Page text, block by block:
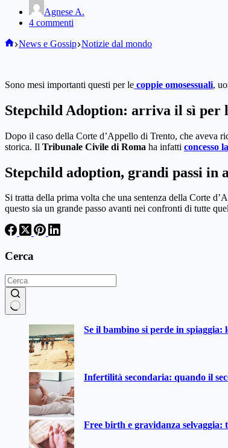
Agnese A.
4 commenti
Home
News e Gossip Notizie dal mondo
Sono mesi importanti questi per le coppie omosessuali,
Stepchild Adoption: arriva il sì per
Dopo il caso della Corte d’Appello di Trento, che aveva
storica. Il Tribunale Civile di Roma ha infatti concesso
Stepchild adoption, grandi passi in
Si tratta della prima volta che una sentenza della Corte
questo sia un grande passo avanti nei confronti di tutte
Cerca
Se il bambino si perde in
Infertilità secondaria: quando il
Free birth e gravidanza